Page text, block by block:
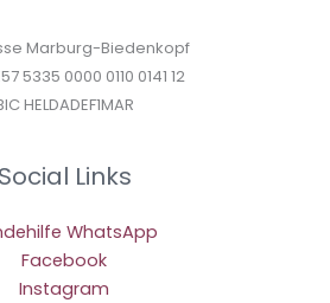
Marburg-Biedenkopf
5335 0000 0110 0141 12
HELDADEF1MAR
Social Links
WhatsApp
Facebook
Instagram